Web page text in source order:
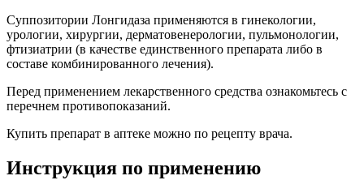
Суппозитории Лонгидаза применяются в гинекологии,
урологии, хирургии, дерматовенерологии, пульмонологии,
фтизиатрии (в качестве единственного препарата либо в
составе комбинированного лечения).
Перед применением лекарственного средства ознакомьтесь с
перечнем противопоказаний.
Купить препарат в аптеке можно по рецепту врача.
Инструкция по применению